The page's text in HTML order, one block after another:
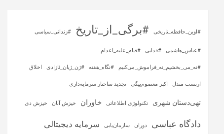
#اوین_حافظه_تاریخی #برگی_از_تاریخ #زندانی_سیاسی
#عباس_هاشمی #فدایی #قیام_علیه_اعدام
#نه_می_بخشیم_نه_فراموش_می‌کنیم #نگاه_هفته #ژن_ژیان_ئازادی اخلاق
ارنست مندل اکبر معصوم‌بیگی تجدید ساختار سرمایه‌داری
تهی‌دستان شهری تکنولوژی اطلاعاتی خاوران خیزش آبان خیزش دی
دادگاه عباسی دوران سازمان‌یابی سرمایه‌ دیجیتالی